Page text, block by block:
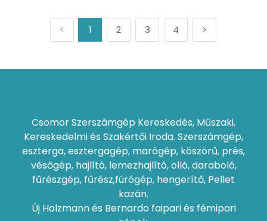
< 1 2 3 4 >
Csomor Szerszámgép Kereskedés, Műszaki,
Kereskedelmi és Szakértői Iroda. Szerszámgép,
eszterga, esztergagép, marógép, köszörű, prés,
vésőgép, hajlító, lemezhajlító, olló, daraboló,
fűrészgép, fűrész,fúrógép, hengerítő, Pellet
kazán.
Új Holzmann és Bernardo faipari és fémipari